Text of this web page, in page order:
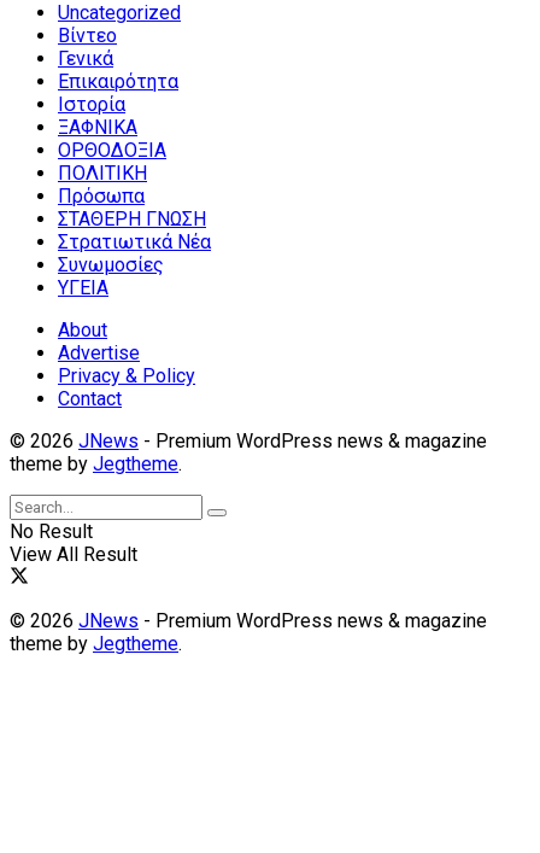
Uncategorized
Βίντεο
Γενικά
Επικαιρότητα
Ιστορία
ΞΑΦΝΙΚΑ
ΟΡΘΟΔΟΞΙΑ
ΠΟΛΙΤΙΚΗ
Πρόσωπα
ΣΤΑΘΕΡΗ ΓΝΩΣΗ
Στρατιωτικά Νέα
Συνωμοσίες
ΥΓΕΙΑ
About
Advertise
Privacy & Policy
Contact
© 2026 JNews - Premium WordPress news & magazine
theme by Jegtheme.
No Result
View All Result
© 2026 JNews - Premium WordPress news & magazine
theme by Jegtheme.